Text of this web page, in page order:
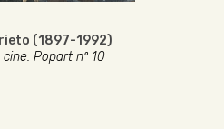
(1897-1992)
Popart nº 10